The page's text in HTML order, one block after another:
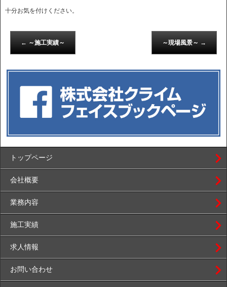
十分お気を付けください。
← ～施工実績～ ～現場風景～ →
トップページ
会社概要
業務内容
施工実績
求人情報
お問い合わせ